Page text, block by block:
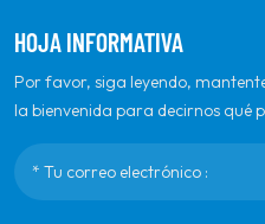
HOJA INFORMATIVA
Por favor, siga leyendo,
la bienvenida para decirnos qué